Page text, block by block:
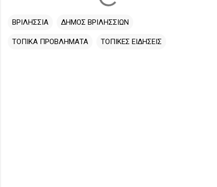
ΒΡΙΛΗΣΣΙΑ ΔΗΜΟΣ ΒΡΙΛΗΣΣΙΩΝ
ΤΟΠΙΚΑ ΠΡΟΒΛΗΜΑΤΑ ΤΟΠΙΚΕΣ ΕΙΔΗΣΕΙΣ